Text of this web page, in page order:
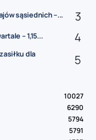
sąsiednich –...
– 1,15...
dla
10027
6290
5794
5791